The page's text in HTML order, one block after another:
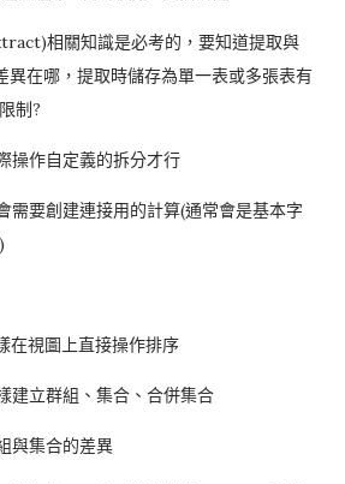
相關知識是必考的，要知道提取與
異在哪，提取時儲存為單一表或多張表有
制?
操作自定義的拆分才行
需要創建連接用的計算(通常會是基本字
)
在視圖上直接操作排序
建立群組、集合、合併集合
與集合的差異